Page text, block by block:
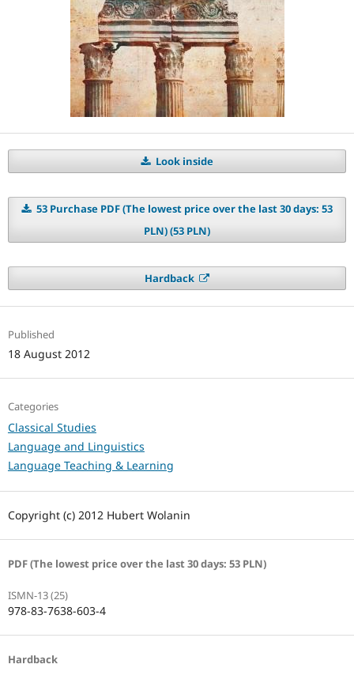
Look inside
53 Purchase PDF (The lowest price over the last 30 days: 53
PLN) (53 PLN)
Hardback
Published
18 August 2012
Categories
Classical Studies
Language and Linguistics
Language Teaching & Learning
Copyright (c) 2012 Hubert Wolanin
PDF (The lowest price over the last 30 days: 53 PLN)
ISMN-13 (25)
978-83-7638-603-4
Hardback